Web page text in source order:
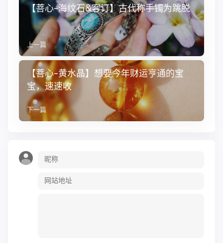
【菩心-海纹石&客订】古代称手镯为跳脱
上一篇
【菩心-黄水晶】想要今年财运亨通的宝
宝，速速收
下一篇